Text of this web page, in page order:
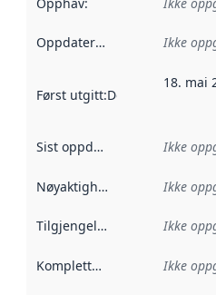
Oppdateringsfrekvens :
Ikke
Først utgitt:Denne datoen
18. mai
Sist oppdatert Ikke
Nøyaktighet Ikke
Tilgjengelighet Ikke
Kompletthet Ikke